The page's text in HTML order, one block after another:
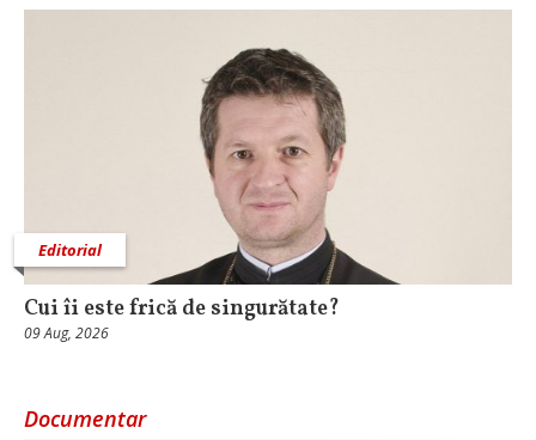
Editorial
Cui îi este frică de singurătate?
09 Aug, 2026
Documentar